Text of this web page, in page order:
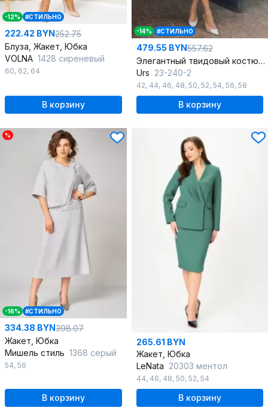
-12% #СТИЛЬНО
222.42 BYN252.75
Блуза, Жакет, Юбка
VOLNA 1428 сиреневый
60, 62, 64
В корзину
-14% #СТИЛЬНО
479.55 BYN557.62
Элегантный твидовый костюм с юбкой-карандаш и отделкой тесьмой
Urs 23-240-2
42, 44, 46, 48, 50, 52, 54, 56, 58
В корзину
%
-16% #СТИЛЬНО
334.38 BYN398.07
Жакет, Юбка
Мишель стиль 1368 серый
54, 56
В корзину
265.61 BYN
Жакет, Юбка
LeNata 20303 ментол
44, 46, 48, 50, 52, 54
В корзину